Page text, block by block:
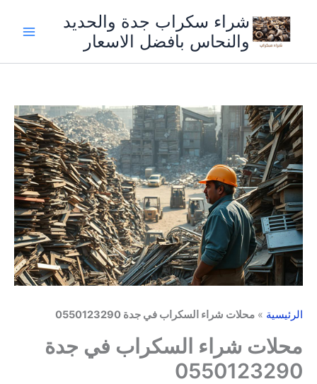
المحتوى
شراء سكراب جدة والحديد
والنحاس بافضل الاسعار
الرئيسية » محلات شراء السكراب في جدة 0550123290
محلات شراء السكراب في جدة
0550123290